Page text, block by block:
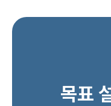
목표